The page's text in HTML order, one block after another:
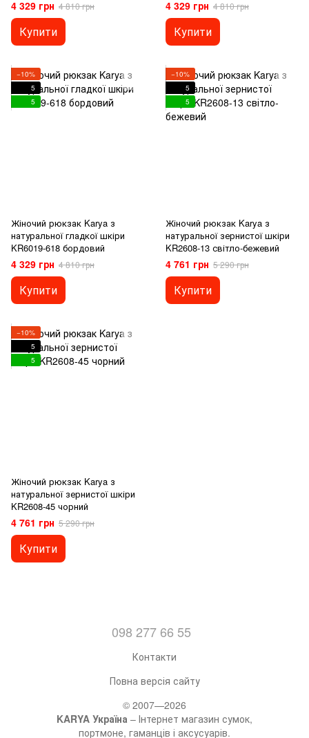
4 329 грн 4 810 грн
Купити
4 329 грн 4 810 грн
Купити
−10%
5
5
Жіночий рюкзак Karya з
натуральної гладкої шкіри
KR6019-618 бордовий
4 329 грн 4 810 грн
Купити
−10%
5
5
Жіночий рюкзак Karya з
натуральної зернистої шкіри
KR2608-13 світло-бежевий
4 761 грн 5 290 грн
Купити
−10%
5
5
Жіночий рюкзак Karya з
натуральної зернистої шкіри
KR2608-45 чорний
4 761 грн 5 290 грн
Купити
098 277 66 55
Контакти
Повна версія сайту
© 2007—2026
KARYA Україна – Інтернет магазин сумок,
портмоне, гаманців і аксусуарів.